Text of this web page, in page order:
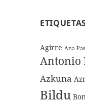
Agirre Ana
Antonio
Azkuna
Bildu